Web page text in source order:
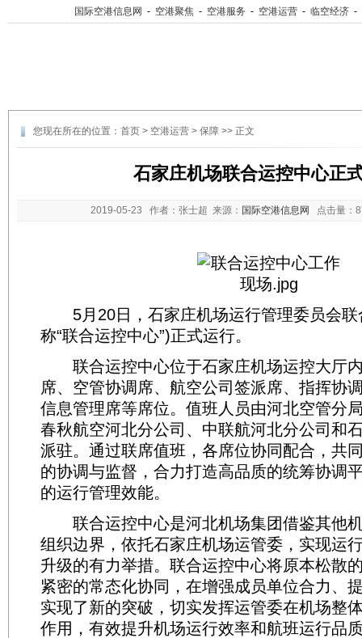
国际空港信息网 - 空港聚焦 - 空港服务 - 空港运营 - 临空经济 -
您现在所在的位置： 首页 > 空港运营 > 保障 >> 正文
石家庄机场联合运控中心正
2019-05-23 作者：张士超 来源： 国际空港信息网 点击量：
5月20日，石家庄机场运行管理委员会联
称“联合运控中心”)正式运行。
联合运控中心位于石家庄机场运控大厅
席、空管协调席、航空公司签派席、指挥协
信息管理席等席位。值班人员由河北空管分
春秋航空河北分公司、中联航河北分公司和
派驻。通过联席值班，各席位协同配合，共
的协调与监督，合力打造高品质的统筹协调
的运行管理效能。
联合运控中心是河北机场集团借鉴其他
组织边界，依托石家庄机场运管委，实现运
升级的有力举措。联合运控中心将原本松散
紧密的常态化协同，在增强成员单位合力、
实现了新的突破，切实发挥运管委在机场整
作用，有效提升机场运行效率和航班运行品